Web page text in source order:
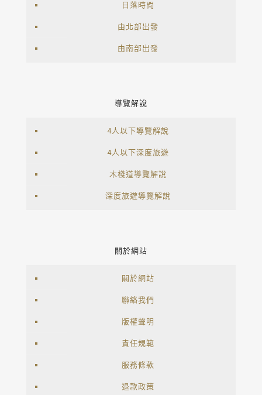
日落時間
由北部出發
由南部出發
導覽解說
4人以下導覽解說
4人以下深度旅遊
木棧道導覽解說
深度旅遊導覽解說
關於網站
關於網站
聯絡我們
版權聲明
責任規範
服務條款
退款政策